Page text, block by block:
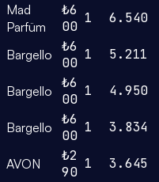
Mad
Parfüm
₺6
00
1
6.540
Bargello
₺6
00
1
5.211
Bargello
₺6
00
1
4.950
Bargello
₺6
00
1
3.834
AVON
₺2
90
1
3.645